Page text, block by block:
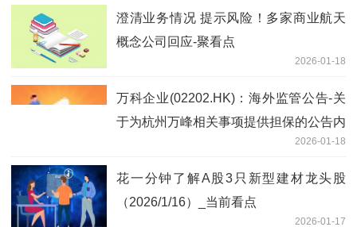
澄清业务情况 提示风险！多家商业航天
概念公司回应-聚看点
2026-01-18
万科企业(02202.HK)：海外监管公告-关
于为杭州万峰相关事项提供担保的公告内
2026-01-18
花一分钟了解A股3只新型建材龙头股
（2026/1/16）_当前看点
2026-01-17